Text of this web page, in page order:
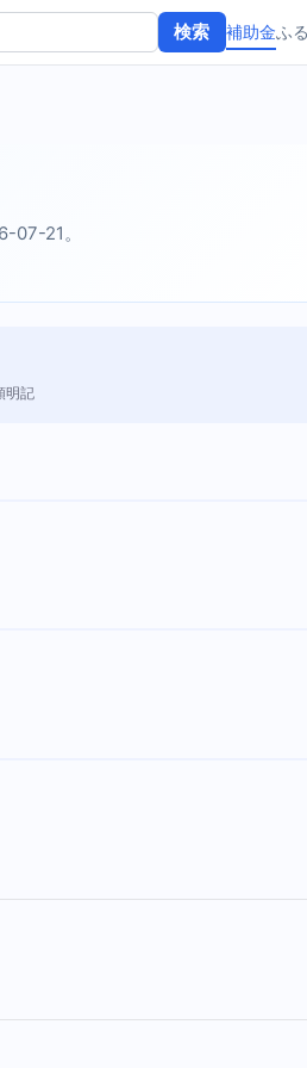
検索 補助金ふ
07-21。
明記